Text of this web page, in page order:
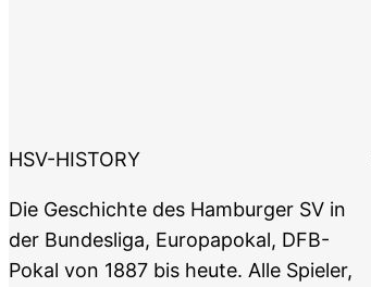
HSV-HISTORY
Die Geschichte des Hamburger SV in
der Bundesliga, Europapokal, DFB-
Pokal von 1887 bis heute. Alle Spieler,